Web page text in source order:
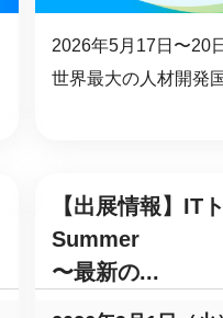
2026年5月17日〜20
世界最大の人材開発
【出展情報】IT
Summer
〜最新の...